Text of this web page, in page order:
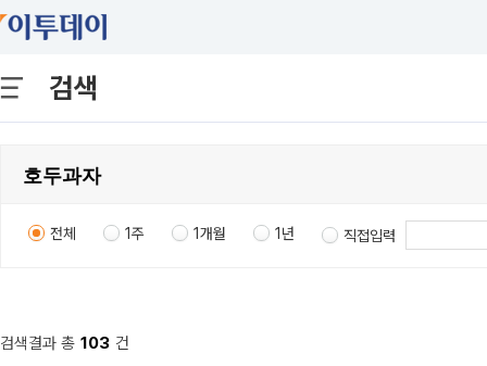
검색
전체 1주 1개월 1년 직접입력
검색결과 총 103 건